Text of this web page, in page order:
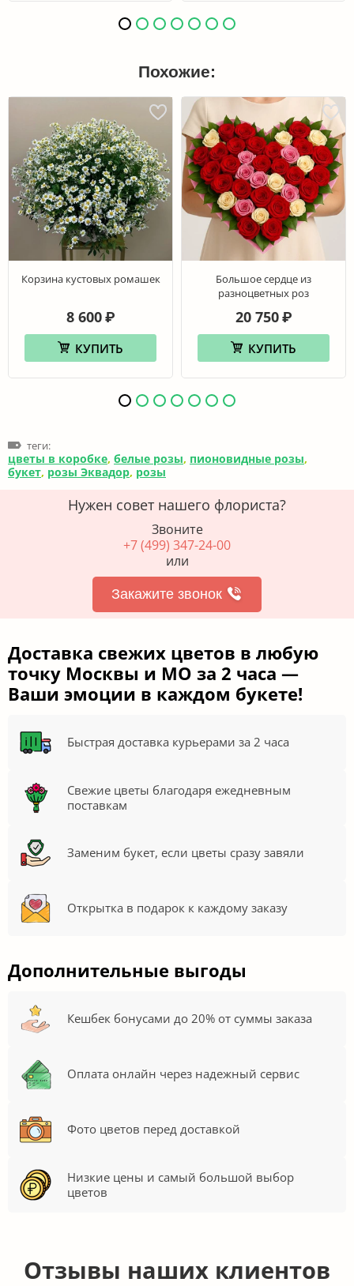
Похожие:
Корзина кустовых ромашек
8 600 ₽
КУПИТЬ
Большое сердце из
разноцветных роз
20 750 ₽
КУПИТЬ
теги:
цветы в коробке, белые розы, пионовидные розы,
букет, розы Эквадор, розы
Нужен совет нашего флориста?
Звоните
+7 (499) 347-24-00
или
Закажите звонок
Доставка свежих цветов в любую
точку Москвы и МО за 2 часа —
Ваши эмоции в каждом букете!
Быстрая доставка курьерами за 2 часа
Свежие цветы благодаря ежедневным
поставкам
Заменим букет, если цветы сразу завяли
Открытка в подарок к каждому заказу
Дополнительные выгоды
Кешбек бонусами до 20% от суммы заказа
Оплата онлайн через надежный сервис
Фото цветов перед доставкой
Низкие цены и самый большой выбор
цветов
Отзывы наших клиентов